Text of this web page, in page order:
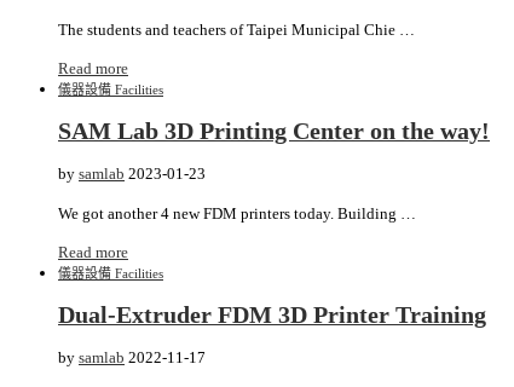
The students and teachers of Taipei Municipal Chie …
Read more
儀器設備 Facilities
SAM Lab 3D Printing Center on the way!
by samlab 2023-01-23
We got another 4 new FDM printers today. Building …
Read more
儀器設備 Facilities
Dual-Extruder FDM 3D Printer Training
by samlab 2022-11-17